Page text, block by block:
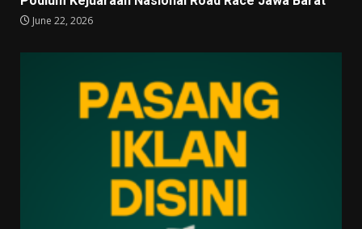
June 22, 2026